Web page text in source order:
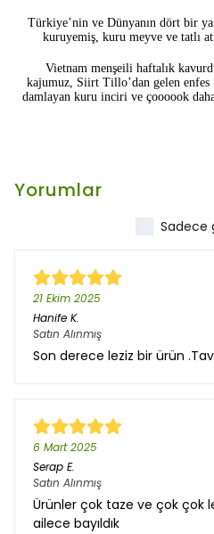
Türkiye’nin ve Dünyanın dört bir
kuruyemiş, kuru meyve ve tatlı
Vietnam menşeili haftalık
kajumuz, Siirt Tillo’dan gelen enfes
damlayan kuru inciri ve çoooook
Yorumlar
Sadece
21 Ekim 2025
Hanife K.
Satın Alınmış
Son derece leziz bir ürün
6 Mart 2025
Serap E.
Satın Alınmış
Ürünler çok taze ve çok çok
ailece bayıldık